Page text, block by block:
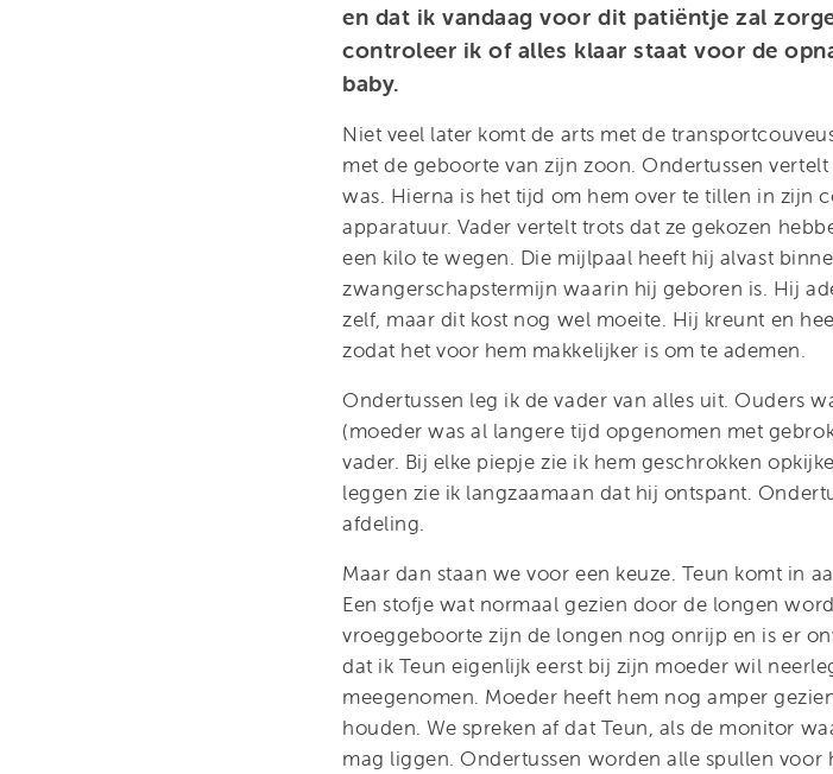
en dat ik vandaag voor dit patiëntje zal
controleer ik of alles klaar staat voor de
baby.
Niet veel later komt de arts met de
met de geboorte van zijn zoon. Ondertussen
was. Hierna is het tijd om hem over te tillen in zijn
apparatuur. Vader vertelt trots dat ze gekozen
een kilo te wegen. Die mijlpaal heeft hij alvast
zwangerschapstermijn waarin hij geboren is. Hij
zelf, maar dit kost nog wel moeite. Hij kreunt en
zodat het voor hem makkelijker is om te ademen.
Ondertussen leg ik de vader van alles uit. Ouders
(moeder was al langere tijd opgenomen met
vader. Bij elke piepje zie ik hem geschrokken
leggen zie ik langzaamaan dat hij ontspant.
afdeling.
Maar dan staan we voor een keuze. Teun komt in
Een stofje wat normaal gezien door de longen
vroeggeboorte zijn de longen nog onrijp en is er
dat ik Teun eigenlijk eerst bij zijn moeder wil
meegenomen. Moeder heeft hem nog amper
houden. We spreken af dat Teun, als de monitor
mag liggen. Ondertussen worden alle spullen